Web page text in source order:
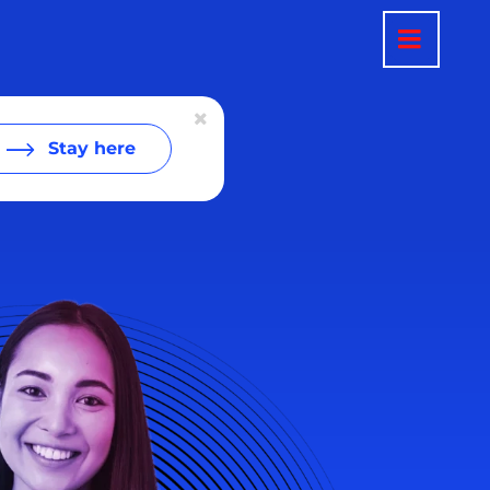
Stay here